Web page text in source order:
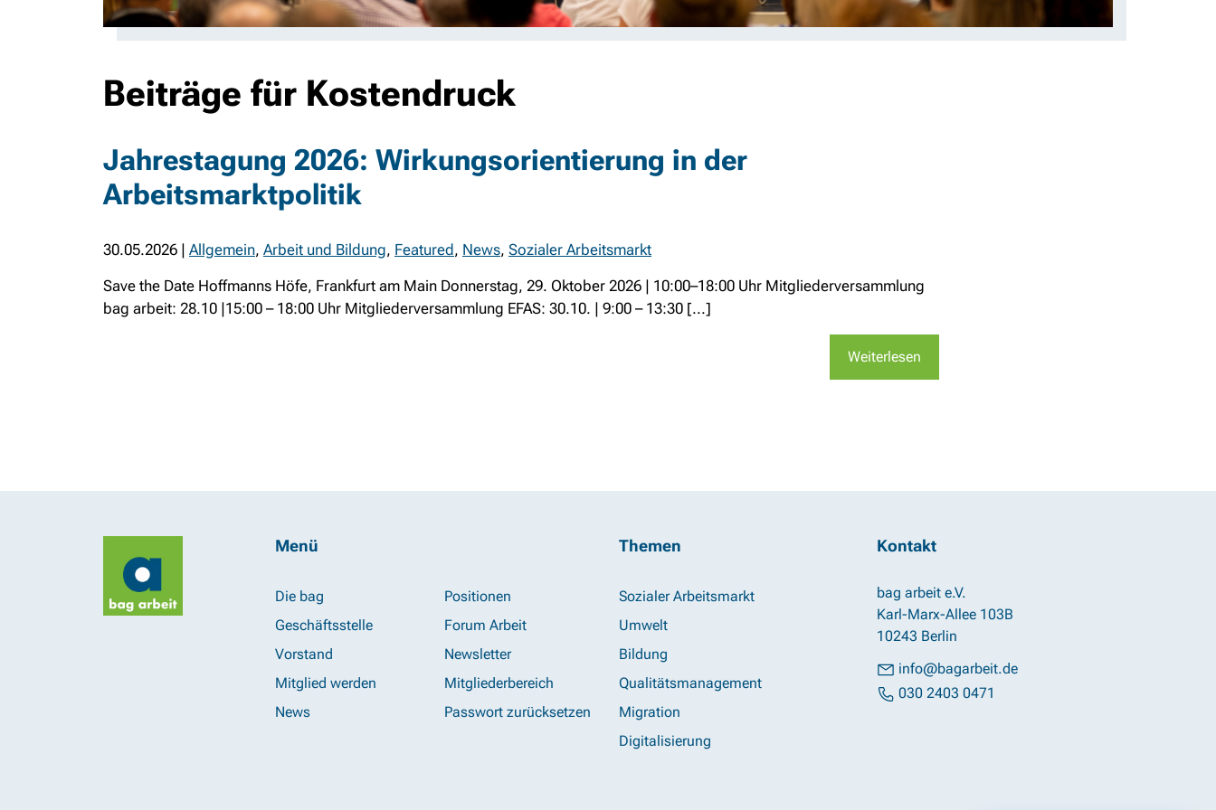
Beiträge für Kostendruck
Jahrestagung 2026: Wirkungsorientierung in der
Arbeitsmarktpolitik
30.05.2026 | Allgemein, Arbeit und Bildung, Featured, News, Sozialer Arbeitsmarkt
Save the Date Hoffmanns Höfe, Frankfurt am Main Donnerstag, 29. Oktober 2026 | 10:00–18:00 Uhr Mitgliederversammlung
bag arbeit: 28.10 |15:00 – 18:00 Uhr Mitgliederversammlung EFAS: 30.10. | 9:00 – 13:30 [...]
Weiterlesen
Menü
Die bag
Geschäftsstelle
Vorstand
Mitglied werden
News
Positionen
Forum Arbeit
Newsletter
Mitgliederbereich
Passwort zurücksetzen
Themen
Sozialer Arbeitsmarkt
Umwelt
Bildung
Qualitätsmanagement
Migration
Digitalisierung
Kontakt
bag arbeit e.V.
Karl-Marx-Allee 103B
10243 Berlin
info@bagarbeit.de
030 2403 0471